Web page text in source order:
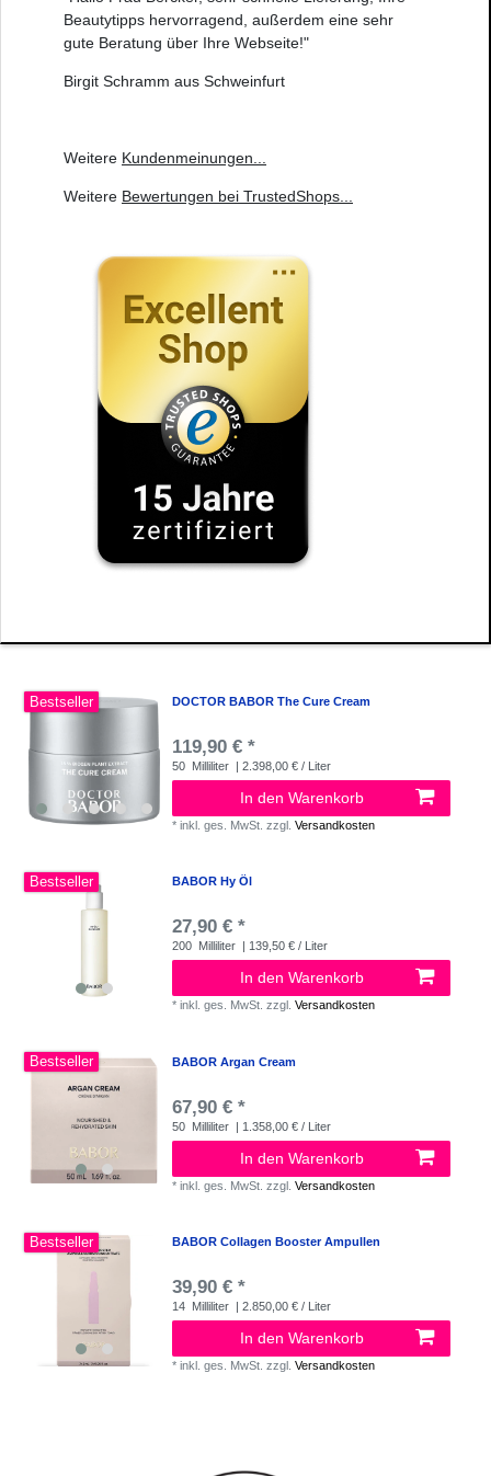
Beautytipps hervorragend, außerdem eine sehr
gute Beratung über Ihre Webseite!"
Birgit Schramm aus Schweinfurt
Weitere Kundenmeinungen
Weitere Bewertungen bei TrustedShops
Bestseller DOCTOR BABOR The Cure Cream
119,90 € *
50 Milliliter | 2.398,00 € / Liter
In den Warenkorb
*inkl. ges. MwSt. zzgl.Versandkosten
Bestseller BABOR Hy Öl
27,90 € *
200 Milliliter | 139,50 € / Liter
In den Warenkorb
*inkl. ges. MwSt. zzgl.Versandkosten
Bestseller BABOR Argan Cream
67,90 € *
50 Milliliter | 1.358,00 € / Liter
In den Warenkorb
*inkl. ges. MwSt. zzgl.Versandkosten
Bestseller BABOR Collagen Booster Ampullen
39,90 € *
14 Milliliter | 2.850,00 € / Liter
In den Warenkorb
*inkl. ges. MwSt. zzgl.Versandkosten